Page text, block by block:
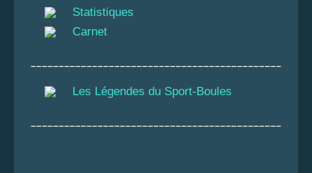
Statistiques
Carnet
Les Légendes du Sport-Boules